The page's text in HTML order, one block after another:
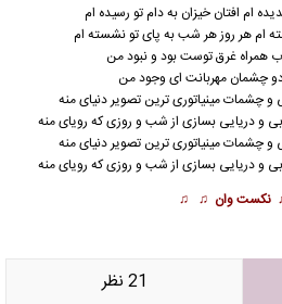
ام افتان خیزان به دام تو رسیده ام
ام هر روز هر شب به پای تو نشسته ام
همراه غرق توست بود و نبود من
چشمان مهربانت ای وجود من
و چشمات مینیاتوری ترین تصویر دنیای منه
و دریایی بسازی از شب و روزی که رویای منه
و چشمات مینیاتوری ترین تصویر دنیای منه
و دریایی بسازی از شب و روزی که رویای منه
نکست وان ♫ ♫
21 نظر